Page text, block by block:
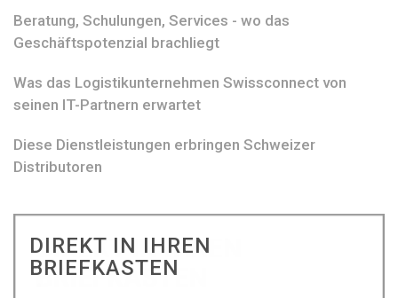
Beratung, Schulungen, Services - wo das
Geschäftspotenzial brachliegt
Was das Logistikunternehmen Swissconnect von
seinen IT-Partnern erwartet
Diese Dienstleistungen erbringen Schweizer
Distributoren
DIREKT IN IHREN
BRIEFKASTEN